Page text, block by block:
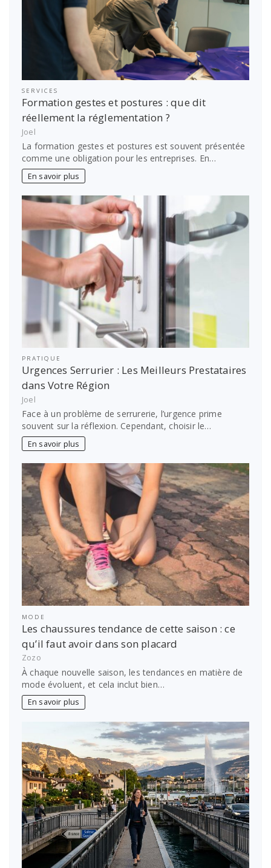
SERVICES
Formation gestes et postures : que dit
réellement la réglementation ?
Joel
La formation gestes et postures est souvent présentée
comme une obligation pour les entreprises. En…
En savoir plus
PRATIQUE
Urgences Serrurier : Les Meilleurs Prestataires
dans Votre Région
Joel
Face à un problème de serrurerie, l’urgence prime
souvent sur la réflexion. Cependant, choisir le…
En savoir plus
MODE
Les chaussures tendance de cette saison : ce
qu’il faut avoir dans son placard
Zozo
À chaque nouvelle saison, les tendances en matière de
mode évoluent, et cela inclut bien…
En savoir plus